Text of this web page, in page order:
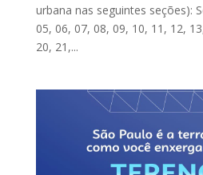
urbana nas seguintes seções):
05, 06, 07, 08, 09, 10, 11, 12,
20, 21,...